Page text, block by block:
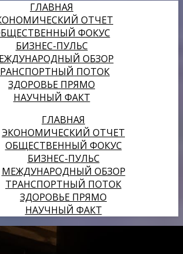
ГЛАВНАЯ
ОТЧЕТ
ФОКУС
БИЗНЕС-ПУЛЬС
ОБЗОР
ПОТОК
ЗДОРОВЬЕ ПРЯМО
НАУЧНЫЙ ФАКТ
ГЛАВНАЯ
ЭКОНОМИЧЕСКИЙ ОТЧЕТ
ОБЩЕСТВЕННЫЙ ФОКУС
БИЗНЕС-ПУЛЬС
МЕЖДУНАРОДНЫЙ ОБЗОР
ТРАНСПОРТНЫЙ ПОТОК
ЗДОРОВЬЕ ПРЯМО
НАУЧНЫЙ ФАКТ